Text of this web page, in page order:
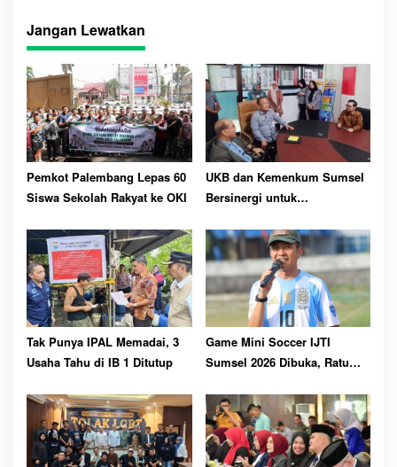
ts
A
pp
t re
Jangan Lewatkan
Pemkot Palembang Lepas 60
Siswa Sekolah Rakyat ke OKI
UKB dan Kemenkum Sumsel
Bersinergi untuk
Intelektual
Tak Punya IPAL Memadai, 3
Usaha Tahu di IB 1 Ditutup
Game Mini Soccer IJTI
Sumsel 2026 Dibuka, Ratu
Solidaritas